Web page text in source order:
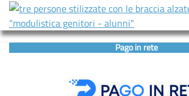
Pago in rete